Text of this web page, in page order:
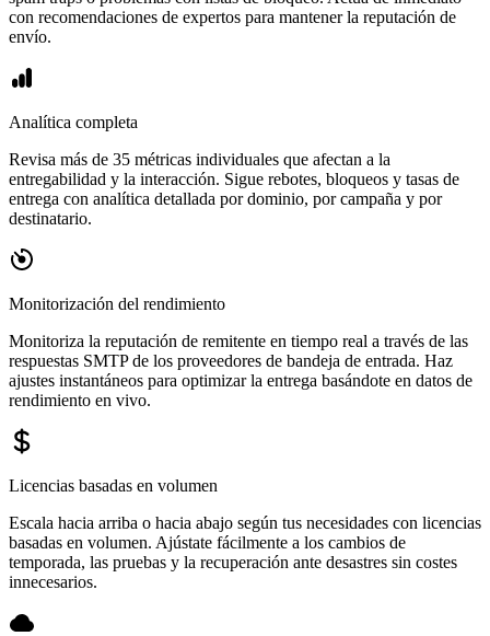
con recomendaciones de expertos para mantener la reputación de
envío.
Analítica completa
Revisa más de 35 métricas individuales que afectan a la
entregabilidad y la interacción. Sigue rebotes, bloqueos y tasas de
entrega con analítica detallada por dominio, por campaña y por
destinatario.
Monitorización del rendimiento
Monitoriza la reputación de remitente en tiempo real a través de las
respuestas SMTP de los proveedores de bandeja de entrada. Haz
ajustes instantáneos para optimizar la entrega basándote en datos de
rendimiento en vivo.
Licencias basadas en volumen
Escala hacia arriba o hacia abajo según tus necesidades con licencias
basadas en volumen. Ajústate fácilmente a los cambios de
temporada, las pruebas y la recuperación ante desastres sin costes
innecesarios.